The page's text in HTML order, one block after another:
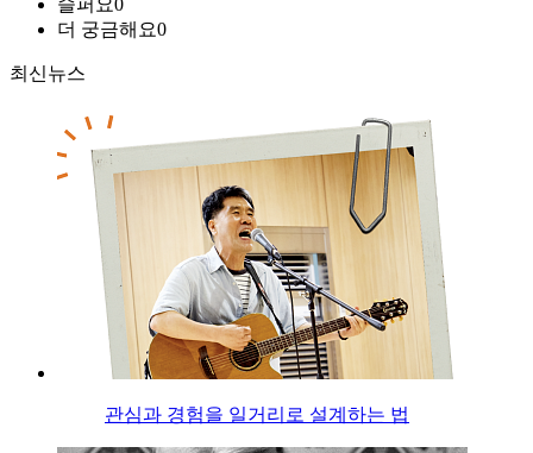
슬퍼요0
더 궁금해요0
최신뉴스
관심과 경험을 일거리로 설계하는 법